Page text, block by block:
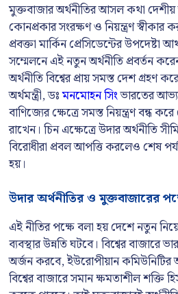
মুক্তবাজার অর্থনীতির আসল কথা দেশীয়
কোনপ্রকার সংরক্ষণ ও নিয়ন্ত্রণ স্বীকার
প্রবক্তা মার্কিন প্রেসিডেন্টের উপদেষ্টা
সম্মেলনে এই নতুন অর্থনীতি প্রবর্তন
অর্থনীতি বিশ্বের প্রায় সমস্ত দেশ গ্রহণ
অর্থমন্ত্রী, ডঃমনমোহন সিংভারতের
বাণিজ্যের ক্ষেত্রে সমস্ত নিয়ন্ত্রণ বন্ধ
রাখেন। চিন এক্ষেত্রে উদার অর্থনীতি
বিরোধীরা প্রবল আপত্তি করলেও শেষ
হয়।
উদার অর্থনীতির ও মুক্তবাজারের
এই নীতির পক্ষে বলা হয় দেশে নতুন
ব্যবস্থার উন্নতি ঘটবে। বিশ্বের বাজারে
অর্জন করবে, ইউরোপীয়ান কমিউনিটির
বিশ্বের বাজারে সমান ক্ষমতাশীল শক্তি